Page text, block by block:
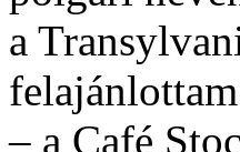
a
– a Café